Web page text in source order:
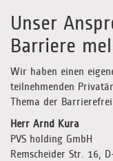
Unser
Barriere
Wir haben einen
teilnehmenden
Thema der
Herr Arnd Kura
PVS holding GmbH
Remscheider Str. 16,